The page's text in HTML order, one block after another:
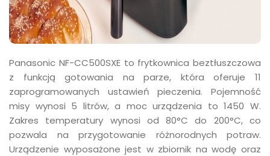
Panasonic NF-CC500SXE to frytkownica beztłuszczowa
z funkcją gotowania na parze, która oferuje 11
zaprogramowanych ustawień pieczenia. Pojemność
misy wynosi 5 litrów, a moc urządzenia to 1450 W.
Zakres temperatury wynosi od 80°C do 200°C, co
pozwala na przygotowanie różnorodnych potraw.
Urządzenie wyposażone jest w zbiornik na wodę oraz